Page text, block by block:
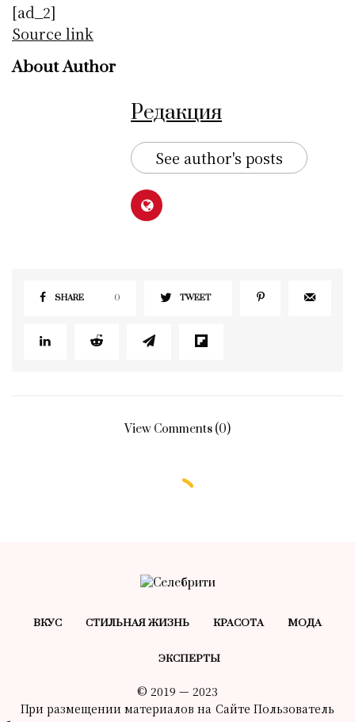
[ad_2]
Source link
About Author
Редакция
See author's posts
SHARE 0 TWEET
View Comments (0)
причин, почему интуиция вас
23.10.2024